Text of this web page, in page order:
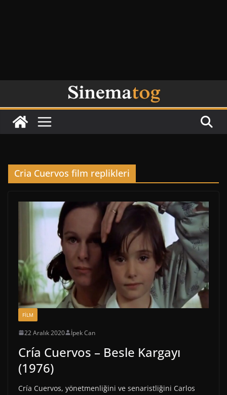
Cria Cuervos film replikleri
FİLM
22 Aralık 2020 İpek Can
Cría Cuervos – Besle Kargayı
(1976)
Cría Cuervos, yönetmenliğini ve senaristliğini Carlos